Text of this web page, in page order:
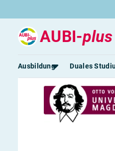
AUBI-plus
Ausbildung
Rund um die Ausbildung
Ausbildungsplätze 2026
Duales
Rund um
Duale